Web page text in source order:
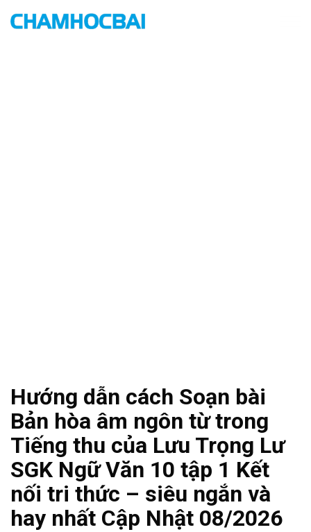
Hướng dẫn cách Soạn bài
Bản hòa âm ngôn từ trong
Tiếng thu của Lưu Trọng Lư
SGK Ngữ Văn 10 tập 1 Kết
nối tri thức – siêu ngắn và
hay nhất Cập Nhật 08/2026